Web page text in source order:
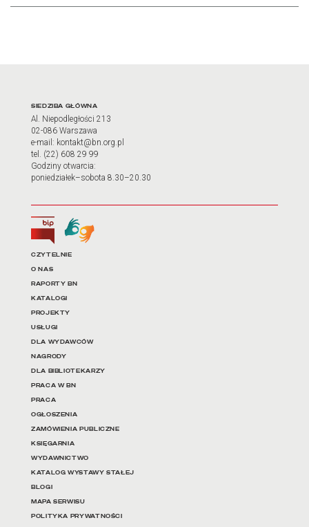
Adres oraz godziny
SIEDZIBA GŁÓWNA
Al. Niepodległości 213
02-086 Warszawa
e-mail: kontakt@bn.org.pl
tel. (22) 608 29 99
Godziny otwarcia:
poniedziałek–sobota 8.30–20.30
Biuletyn Informacji Publicznej
Tłumacz języka migowego
Linki do najważniejszych
CZYTELNIE
O NAS
RAPORTY BN
KATALOGI
PROJEKTY
USŁUGI
DLA WYDAWCÓW
NAGRODY
DLA BIBLIOTEKARZY
PRACA W BN
PRACA
OGŁOSZENIA
ZAMÓWIENIA PUBLICZNE
KSIĘGARNIA
WYDAWNICTWO
KATALOG WYSTAWY STAŁEJ
BLOGI
MAPA SERWISU
POLITYKA PRYWATNOŚCI